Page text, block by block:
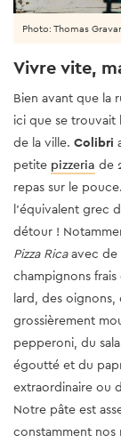
Vivre vite,
Bien avant que la
ici que se trouvait
de la ville. Colibri
petite pizzeria de
repas sur le
l'équivalent grec
détour !
Pizza Ricaavec de
champignons
lard, des
grossièrement
pepperoni, du
égoutté et du
extraordinaire ou
Notre pâte est
constamment nos
Photo: Thomas